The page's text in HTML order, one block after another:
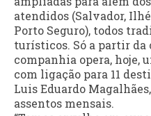
atendidos (Salvador,
Porto Seguro), todos
turísticos. Só a partir da
companhia opera, hoje,
com ligação para 11
Luis Eduardo
assentos mensais.